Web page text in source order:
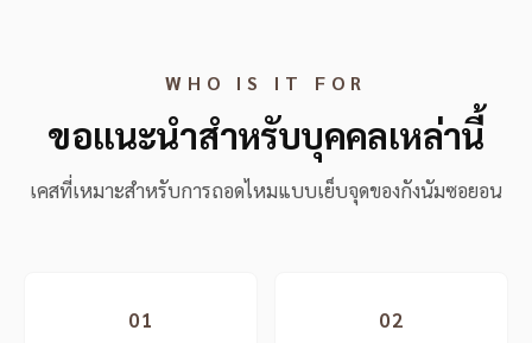
WHO IS IT FOR
ขอแนะนำสำหรับบุคคลเหล่านี้
เคสที่เหมาะสำหรับการถอดไหมแบบเย็บจุดของกังนัมซอยอน
01 02